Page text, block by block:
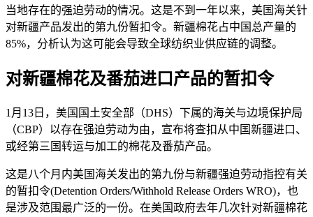
当地存在的强迫劳动的情况。这是不到一年以来，美国海关针
对新疆产品发出的第九份暂扣令。新疆棉花占中国总产量的
85%，分析认为这可能会导致全球纺织业供应链的调整。
对新疆棉花及番茄进口产品的暂扣令
1月13日，美国国土安全部（DHS）下属的海关与边境保护局
（CBP）以存在强迫劳动为由，宣布将查扣从中国新疆进口、
或经第三国转运与加工的棉花及番茄产品。
这是八个月内美国海关发出的第九份与新疆强迫劳动指控有关
的暂扣令(Detention Orders/Withhold Release Orders WRO)，也
是涉及范围最广泛的一份。在美国政府去年几次针对新疆棉花